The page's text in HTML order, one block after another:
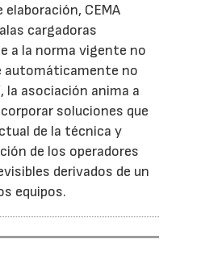
CEMA
cargadoras
a la norma vigente no
automáticamente no
la asociación anima a
soluciones que
de la técnica y
de los operadores
derivados de un
equipos.